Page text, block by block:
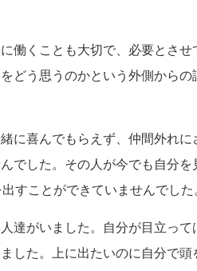
働くことも大切で、必要とさせ
どう思うのかという外側からの
に喜んでもらえず、仲間外れに
でした。その人が今でも自分を
すことができていませんでした
達がいました。自分が目立って
した。上に出たいのに自分で頭